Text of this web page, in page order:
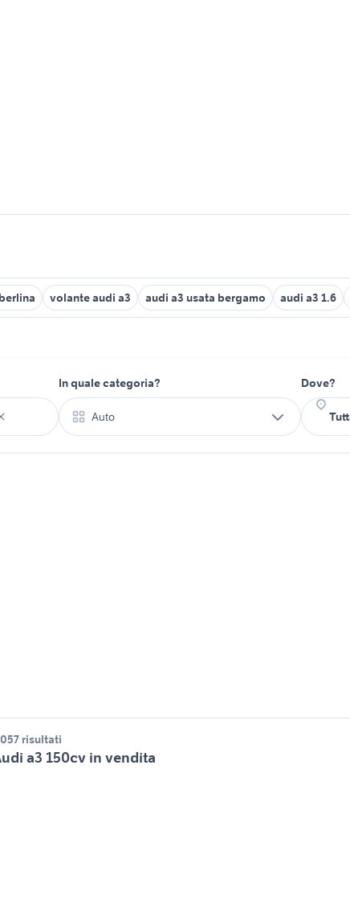
volante audi a3 audi a3 usata bergamo audi a3 1.6
In quale categoria?
Auto
Dove?
risultati
a3 150cv in vendita